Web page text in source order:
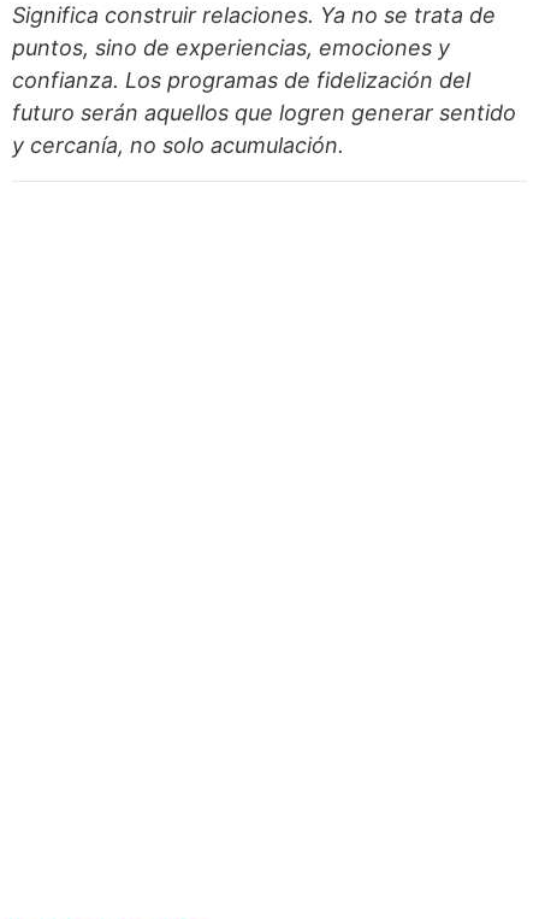
Significa construir relaciones. Ya no se trata de
puntos, sino de experiencias, emociones y
confianza. Los programas de fidelización del
futuro serán aquellos que logren generar sentido
y cercanía, no solo acumulación.